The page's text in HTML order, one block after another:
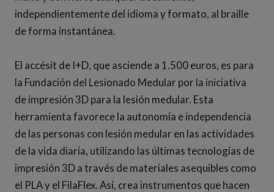
independientemente del idioma y formato, al braille
de forma instantánea.
El accésit de I+D, que asciende a 1.500 euros, es para
la Fundación del Lesionado Medular por la iniciativa
de impresión 3D para la lesión medular. Esta
herramienta favorece la autonomía e independencia
de las personas con lesión medular en las actividades
de la vida diaria, utilizando las últimas tecnologías de
impresión 3D a través de materiales asequibles como
el PLA y el FilaFlex. Así, crea instrumentos que hacen